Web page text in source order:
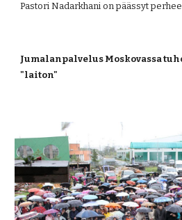
Pastori Nadarkhani on päässyt
Jumalanpalvelus Moskovassa
"laiton"